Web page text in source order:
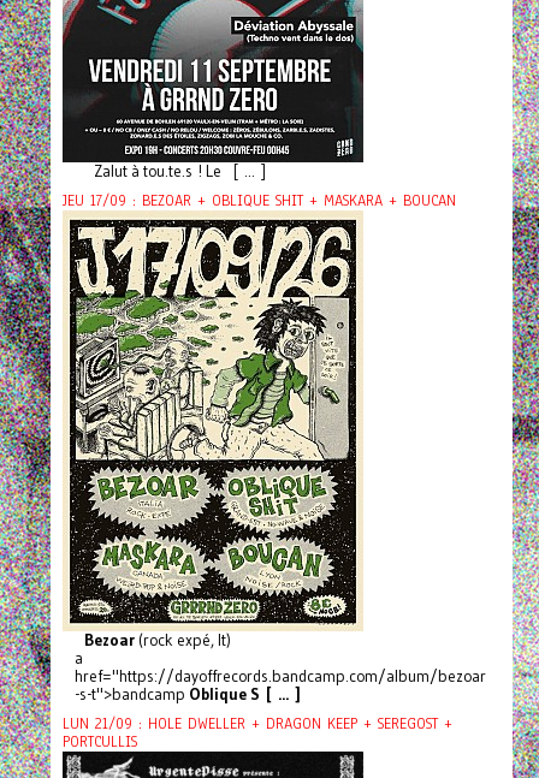
Zalut à tou.te.s ! Le [ ... ]
JEU 17/09 : BEZOAR + OBLIQUE SHIT + MASKARA + BOUCAN
Bezoar(rock expé, It)
a
href="https://dayoffrecords.bandcamp.com/album/bezoar
-s-t">bandcamp Oblique S [ ... ]
LUN 21/09 : HOLE DWELLER + DRAGON KEEP + SEREGOST +
PORTCULLIS